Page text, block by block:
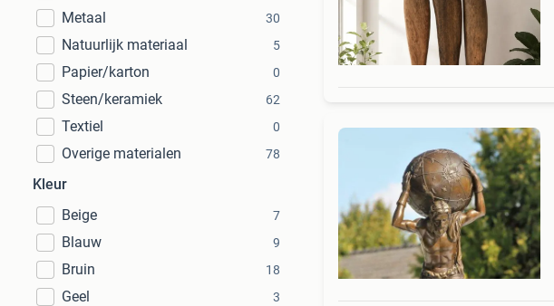
Metaal 30
Natuurlijk materiaal 5
Papier/karton 0
Steen/keramiek 62
Textiel 0
Overige materialen 78
Kleur
Beige
7
Blauw 9
Bruin 18
Geel 3